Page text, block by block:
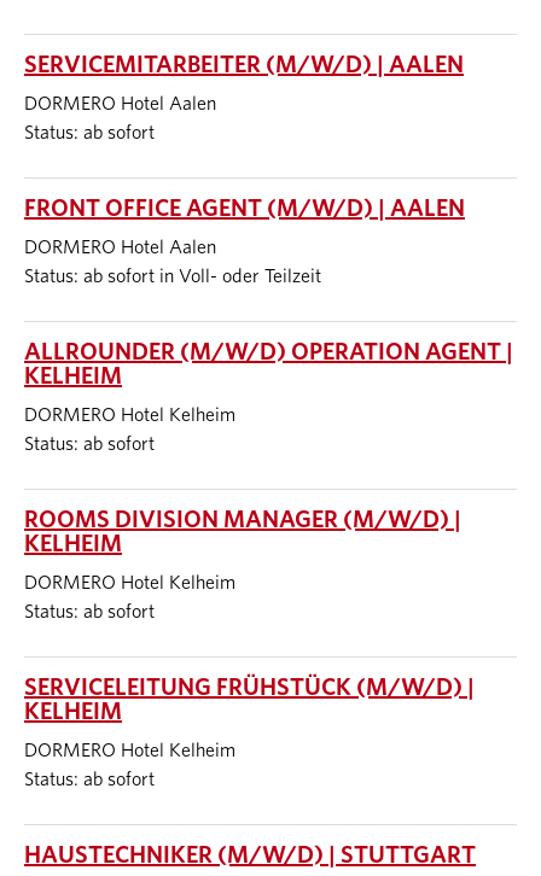
SERVICEMITARBEITER (M/W/D) | AALEN
DORMERO Hotel Aalen
Status: ab sofort
FRONT OFFICE AGENT (M/W/D) | AALEN
DORMERO Hotel Aalen
Status: ab sofort in Voll- oder Teilzeit
ALLROUNDER (M/W/D) OPERATION AGENT |
KELHEIM
DORMERO Hotel Kelheim
Status: ab sofort
ROOMS DIVISION MANAGER (M/W/D) |
KELHEIM
DORMERO Hotel Kelheim
Status: ab sofort
SERVICELEITUNG FRÜHSTÜCK (M/W/D) |
KELHEIM
DORMERO Hotel Kelheim
Status: ab sofort
HAUSTECHNIKER (M/W/D) | STUTTGART